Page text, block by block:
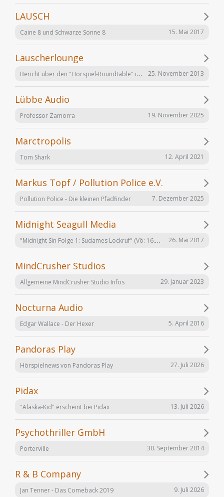
LAUSCH
Caine 8 und Schwarze Sonne 8 15. Mai 2017
Lauscherlounge
Bericht über den "Hörspiel-Roundtable" im Lauschermagazin 25. November 2013
Lübbe Audio
Professor Zamorra 19. November 2025
Marctropolis
Tom Shark 12. April 2021
Markus Topf / Pollution Police e.V.
Pollution Police - Die kleinen Pfadfinder 7. Dezember 2025
Midnight Seagull Media
"Midnight Sin Folge 1: Sudames Lockruf" (Vö: 16.06.2017) 26. Mai 2017
MindCrusher Studios
Allgemeine MindCrusher Studio Infos 29. Januar 2023
Nocturna Audio
Edgar Wallace - Der Hexer 5. April 2016
Pandoras Play
Hörspielnews von Pandoras Play 27. Juli 2026
Pidax
"Alaska-Kid" erscheint bei Pidax 13. Juli 2026
Psychothriller GmbH
Porterville 30. September 2014
R & B Company
Jan Tenner - Das Comeback 2019 9. Juli 2026